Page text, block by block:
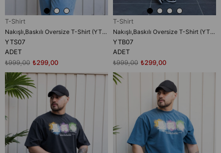
T-Shirt
Nakışlı,Baskılı Oversize T-Shirt (YTS07)
YTS07
ADET
₺299,00
₺999,00
T-Shirt
Nakışlı,Baskılı Oversize T-Shirt (YTB07)
YTB07
ADET
₺299,00
₺999,00